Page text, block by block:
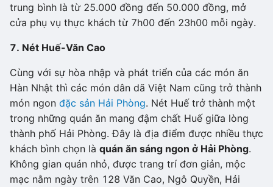
trung bình là từ 25.000 đồng đến 50.000 đồng, mở
cửa phụ vụ thực khách từ 7h00 đến 23h00 mỗi ngày.
7. Nét Huế-Văn Cao
Cùng với sự hòa nhập và phát triển của các món ăn
Hàn Nhật thì các món dân dã Việt Nam cũng trở thành
món ngon đặc sản Hải Phòng. Nét Huế trở thành một
trong những quán ăn mang đậm chất Huế giữa lòng
thành phố Hải Phòng. Đây là địa điểm được nhiều thực
khách bình chọn là quán ăn sáng ngon ở Hải Phòng.
Không gian quán nhỏ, được trang trí đơn giản, mộc
mạc nằm ngày trên 128 Văn Cao, Ngô Quyền, Hải